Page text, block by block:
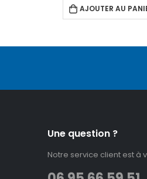
AJOUTER AU
Une question ?
Notre service client est à